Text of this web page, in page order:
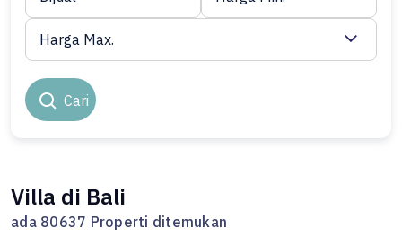
Cari
Harga Max.
Villa di Bali
ada 80637 Properti ditemukan